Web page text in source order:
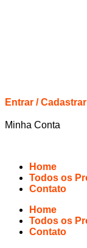
Entrar / Cadastrar
Minha Conta
Home
Todos os
Contato
Home
Todos os
Contato